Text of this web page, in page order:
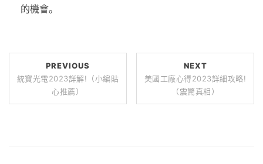
的機會。
PREVIOUS
統寶光電2023詳解!（小編貼
心推薦）
NEXT
美國工廠心得2023詳細攻略!
（震驚真相）